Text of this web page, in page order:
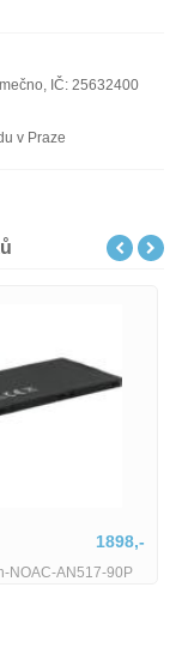
IČ: 25632400
v Praze
1898,-
NOAC-AN517-90P